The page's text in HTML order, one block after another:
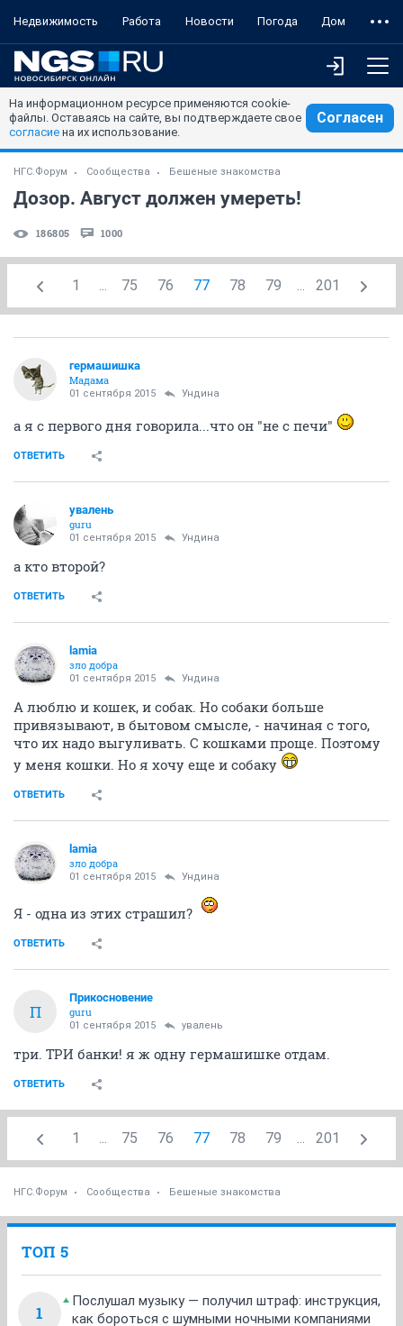
Недвижимость Работа Новости Погода Дом
На информационном ресурсе применяются cookie-
файлы. Оставаясь на сайте, вы подтверждаете свое
согласие на их использование.
Согласен
НГС.Форум Сообщества Бешеные знакомства
Дозор. Август должен умереть!
186805 1000
1 ... 75 76 77 78 79 ... 201
гермашишка
Мадама
01 сентября 2015 Ундинa
а я с первого дня говорила...что он "не с печи"
ОТВЕТИТЬ
увалень
guru
01 сентября 2015 Ундинa
а кто второй?
ОТВЕТИТЬ
lamia
зло добра
01 сентября 2015 Ундинa
А люблю и кошек, и собак. Но собаки больше
привязывают, в бытовом смысле, - начиная с того,
что их надо выгуливать. С кошками проще. Поэтому
у меня кошки. Но я хочу еще и собаку
ОТВЕТИТЬ
lamia
зло добра
01 сентября 2015 Ундинa
Я - одна из этих страшил?
ОТВЕТИТЬ
П
Прикосновение
guru
01 сентября 2015 увалень
три. ТРИ банки! я ж одну гермашишке отдам.
ОТВЕТИТЬ
1 ... 75 76 77 78 79 ... 201
НГС.Форум Сообщества Бешеные знакомства
ТОП 5
1
Послушал музыку — получил штраф: инструкция,
как бороться с шумными ночными компаниями